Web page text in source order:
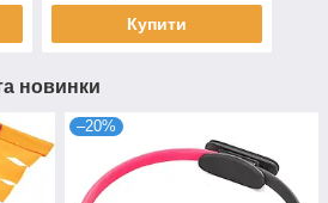
Купити
новинки
–20%